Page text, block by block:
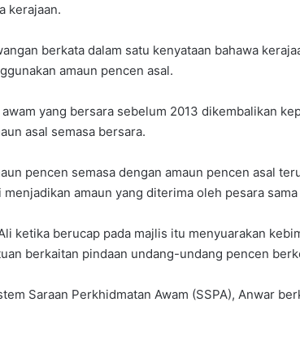
kerajaan.
berkata dalam satu kenyataan bahawa
amaun pencen asal.
yang bersara sebelum 2013 dikembalikan
asal semasa bersara.
pencen semasa dengan amaun pencen asal
menjadikan amaun yang diterima oleh pesara
ketika berucap pada majlis itu menyuarakan
berkaitan pindaan undang-undang pencen
Saraan Perkhidmatan Awam (SSPA), Anwar